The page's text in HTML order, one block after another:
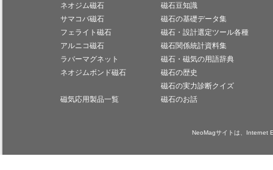
ネオジム磁石
サマコバ磁石
フェライト磁石
アルニコ磁石
ラバーマグネット
ネオジムボンド磁石
磁気応用製品一覧
磁石豆知識
磁石の基礎データ集
磁石・設計選定ツール各種
磁石関係統計資料集
磁石・磁気の用語辞典
磁石の歴史
磁石の実力診断クイズ
磁石のお話
NeoMagサイトは、Internet